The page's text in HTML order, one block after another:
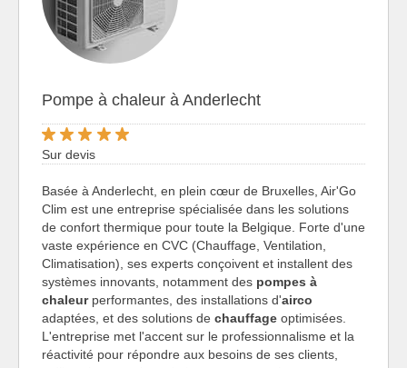
Pompe à chaleur à Anderlecht
Sur devis
Basée à Anderlecht, en plein cœur de Bruxelles, Air'Go
Clim est une entreprise spécialisée dans les solutions
de confort thermique pour toute la Belgique. Forte d'une
vaste expérience en CVC (Chauffage, Ventilation,
Climatisation), ses experts conçoivent et installent des
systèmes innovants, notamment des pompes à
chaleurperformantes, des installations d'airco
adaptées, et des solutions de chauffage optimisées.
L'entreprise met l'accent sur le professionnalisme et la
réactivité pour répondre aux besoins de ses clients,